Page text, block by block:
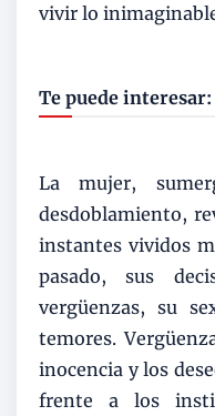
vivir lo
Te puede interesar:
La mujer,
desdoblamiento,
instantes vividos
pasado, sus
vergüenzas, su
temores.
inocencia y los
frente a los